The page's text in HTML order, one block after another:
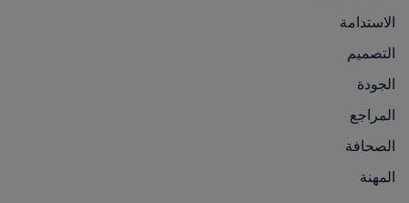
الاستدامة
التصميم
الجودة
المراجع
الصحافة
المهنة